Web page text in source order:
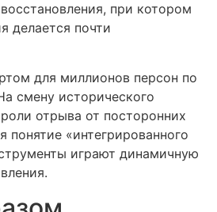
при котором
делается почти
для миллионов персон по
смену исторического
отрыва от посторонних
понятие «интегрированного
играют динамичную